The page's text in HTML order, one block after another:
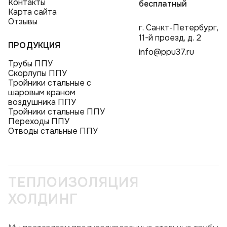
Контакты
Карта сайта
Отзывы
ПРОДУКЦИЯ
Трубы ППУ
Скорлупы ППУ
Тройники стальные с
шаровым краном
воздушника ППУ
Тройники стальные ППУ
Переходы ППУ
Отводы стальные ППУ
бесплатный
г. Санкт-Петербург,
11-й проезд, д. 2
info@ppu37.ru
ТЕПЛОИЗОЛЯЦИЯ
ХОЛДИНГ